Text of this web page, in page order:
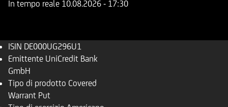
In tempo reale 10.08.2026 - 17:30
ISIN DE000UG296U1
Emittente UniCredit Bank
GmbH
Tipo di prodotto Covered
Warrant Put